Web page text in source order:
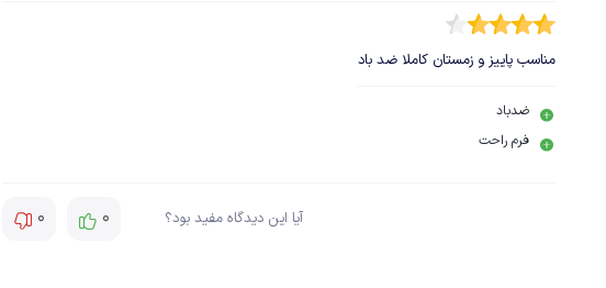
مناسب پاییز و زمستان کاملا ضد باد
ضدباد
فرم راحت
آیا این دیدگاه مفید بود؟ 0
0